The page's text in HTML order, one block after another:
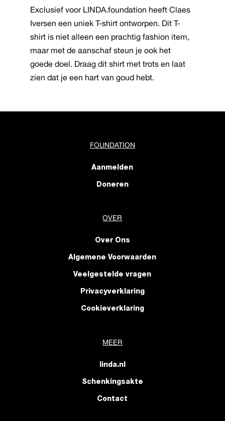
meerdere
variaties.
Deze
optie
kan
Exclusief voor LINDA.foundation heeft Claes
Iversen een uniek T-shirt ontworpen. Dit T-
shirt is niet alleen een prachtig fashion item,
maar met de aanschaf steun je ook het
goede doel. Draag dit shirt met trots en laat
zien dat je een hart van goud hebt.
FOUNDATION
Aanmelden
Doneren
OVER
Over Ons
Algemene Voorwaarden
Veelgestelde vragen
Privacyverklaring
Cookieverklaring
MEER
linda.nl
Schenkingsakte
Contact